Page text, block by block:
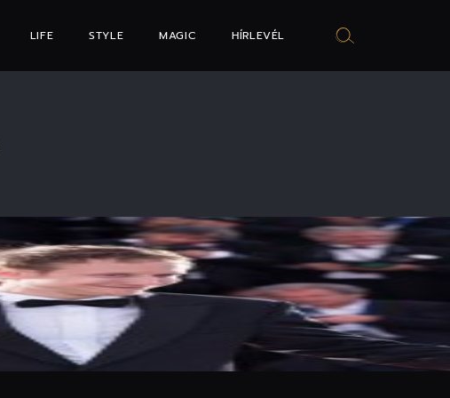
LIFE STYLE MAGIC HÍRLEVÉL